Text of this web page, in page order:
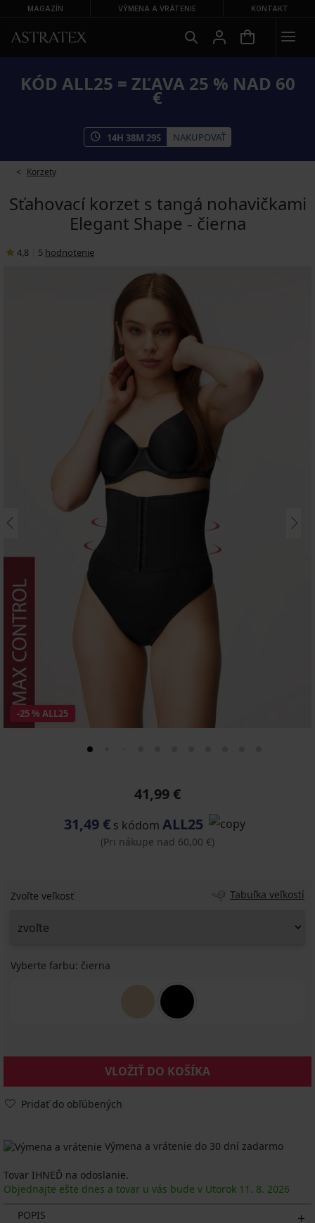
MAGAZÍN VÝMENA A VRÁTENIE KONTAKT
KÓD ALL25 = ZĽAVA 25 % NAD 60
€
14H 38M 28S NAKUPOVAŤ
Korzety
Sťahovací korzet s tangá nohavičkami
Elegant Shape - čierna
4,8 5 hodnotenie
-25 % ALL25
41,99 €
31,49 € s kódom ALL25
(Pri nákupe nad 60,00 €)
Zvoľte veľkosť Tabuľka veľkostí
Vyberte farbu: čierna
VLOŽIŤ DO KOŠÍKA
Pridať do obľúbených
Výmena a vrátenie do 30 dní zadarmo
Tovar IHNEĎ na odoslanie.
Objednajte ešte dnes a tovar u vás bude v Utorok 11. 8. 2026
POPIS